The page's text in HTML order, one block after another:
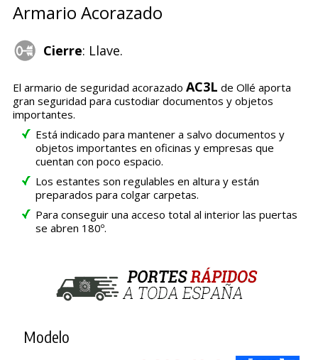
Armario Acorazado
Cierre: Llave.
El armario de seguridad acorazado AC3L de Ollé aporta
gran seguridad para custodiar documentos y objetos
importantes.
Está indicado para mantener a salvo documentos y
objetos importantes en oficinas y empresas que
cuentan con poco espacio.
Los estantes son regulables en altura y están
preparados para colgar carpetas.
Para conseguir una acceso total al interior las puertas
se abren 180º.
Modelo